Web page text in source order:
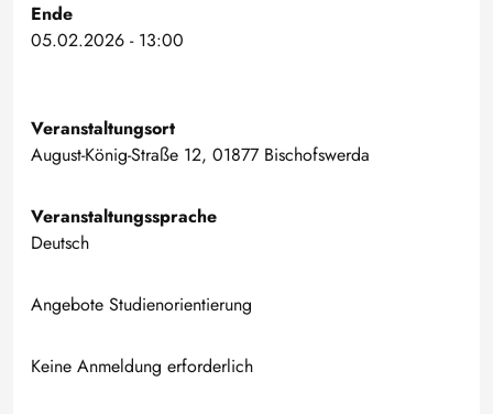
Ende
05.02.2026 - 13:00
Veranstaltungsort
August-König-Straße 12, 01877 Bischofswerda
Veranstaltungssprache
Deutsch
Angebote Studienorientierung
Keine Anmeldung erforderlich